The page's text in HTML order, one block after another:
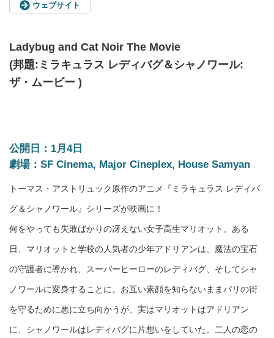
ウェブサイト
Ladybug and Cat Noir The Movie
(邦題:ミラキュラス レディバグ＆シャノワール:
ザ・ムービー )
公開日：1月4日
劇場：SF Cinema, Major Cineplex, House Samyan
トーマス・アストリュック原作のアニメ『ミラキュラス レディバ
グ＆シャノワール』シリーズが映画に！
何をやっても失敗ばかりの冴えない女子高生マリオット。ある
日、マリオットと学校の人気者の少年アドリアンは、魔法の宝石
の守護者に導かれ、スーパーヒーローのレディバグ、そしてシャ
ノワールに変身することに。お互い素顔を知らないままパリの街
を守るために悪に立ち向かうが、実はマリオットはアドリアン
に、シャノワールはレディバグに片想いをしていた。二人の恋の